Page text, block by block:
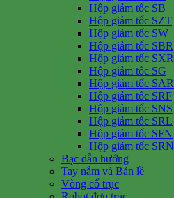
Hộp giảm tốc SB
Hộp giảm tốc SZT
Hộp giảm tốc SW
Hộp giảm tốc SBR
Hộp giảm tốc SXR
Hộp giảm tốc SG
Hộp giảm tốc SAR
Hộp giảm tốc SRF
Hộp giảm tốc SNS
Hộp giảm tốc SRL
Hộp giảm tốc SFN
Hộp giảm tốc SRN
Bạc dẫn hướng
Tay nắm và Bản lề
Vòng cổ trục